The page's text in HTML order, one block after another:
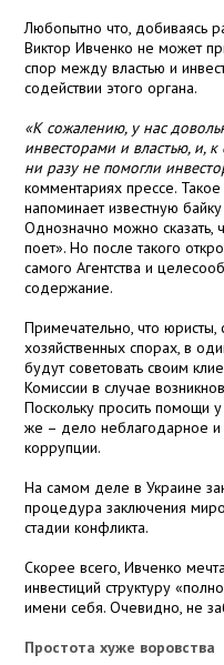
Любопытно что, добиваясь
Виктор Ивченко не может
спор между властью и
содействии этого органа.
«К сожалению, у нас
инвесторами и властью, и,
ни разу не помогли
комментариях прессе.
напоминает известную
Однозначно можно сказать,
поет». Но после такого
самого Агентства и
содержание.
Примечательно, что
хозяйственных спорах, в
будут советовать своим
Комиссии в случае
Поскольку просить помощи
же – дело неблагодарное и
коррупции.
На самом деле в Украине
процедура заключения
стадии конфликта.
Скорее всего, Ивченко
инвестиций структуру
имени себя. Очевидно, не
Простота хуже воровства